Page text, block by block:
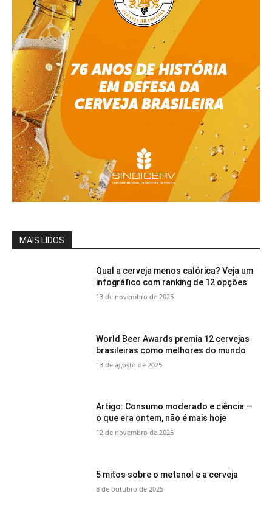
MAIS LIDOS
Qual a cerveja menos calórica? Veja um
infográfico com ranking de 12 opções
13 de novembro de 2025
World Beer Awards premia 12 cervejas
brasileiras como melhores do mundo
13 de agosto de 2025
Artigo: Consumo moderado e ciência —
o que era ontem, não é mais hoje
12 de novembro de 2025
5 mitos sobre o metanol e a cerveja
8 de outubro de 2025